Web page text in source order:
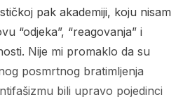
pak akademiji, koju nisam
“odjeka”, “reagovanja” i
Nije mi promaklo da su
posmrtnog bratimljenja
bili upravo pojedinci